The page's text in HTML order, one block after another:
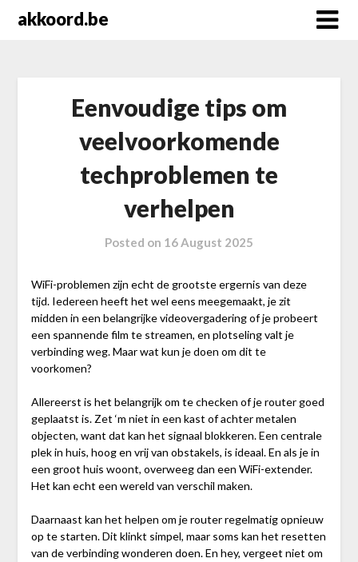
akkoord.be
Eenvoudige tips om
veelvoorkomende
techproblemen te
verhelpen
Posted on 16 August 2025
WiFi-problemen zijn echt de grootste ergernis van deze
tijd. Iedereen heeft het wel eens meegemaakt, je zit
midden in een belangrijke videovergadering of je probeert
een spannende film te streamen, en plotseling valt je
verbinding weg. Maar wat kun je doen om dit te
voorkomen?
Allereerst is het belangrijk om te checken of je router goed
geplaatst is. Zet ‘m niet in een kast of achter metalen
objecten, want dat kan het signaal blokkeren. Een centrale
plek in huis, hoog en vrij van obstakels, is ideaal. En als je in
een groot huis woont, overweeg dan een WiFi-extender.
Het kan echt een wereld van verschil maken.
Daarnaast kan het helpen om je router regelmatig opnieuw
op te starten. Dit klinkt simpel, maar soms kan het resetten
van de verbinding wonderen doen. En hey, vergeet niet om